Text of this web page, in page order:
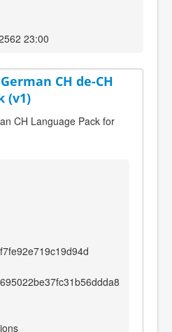
23:00
CH de-CH
(v1)
CH Language Pack for